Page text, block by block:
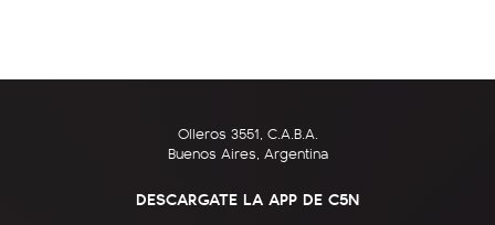
Olleros 3551, C.A.B.A.
Buenos Aires, Argentina
DESCARGATE LA APP DE C5N